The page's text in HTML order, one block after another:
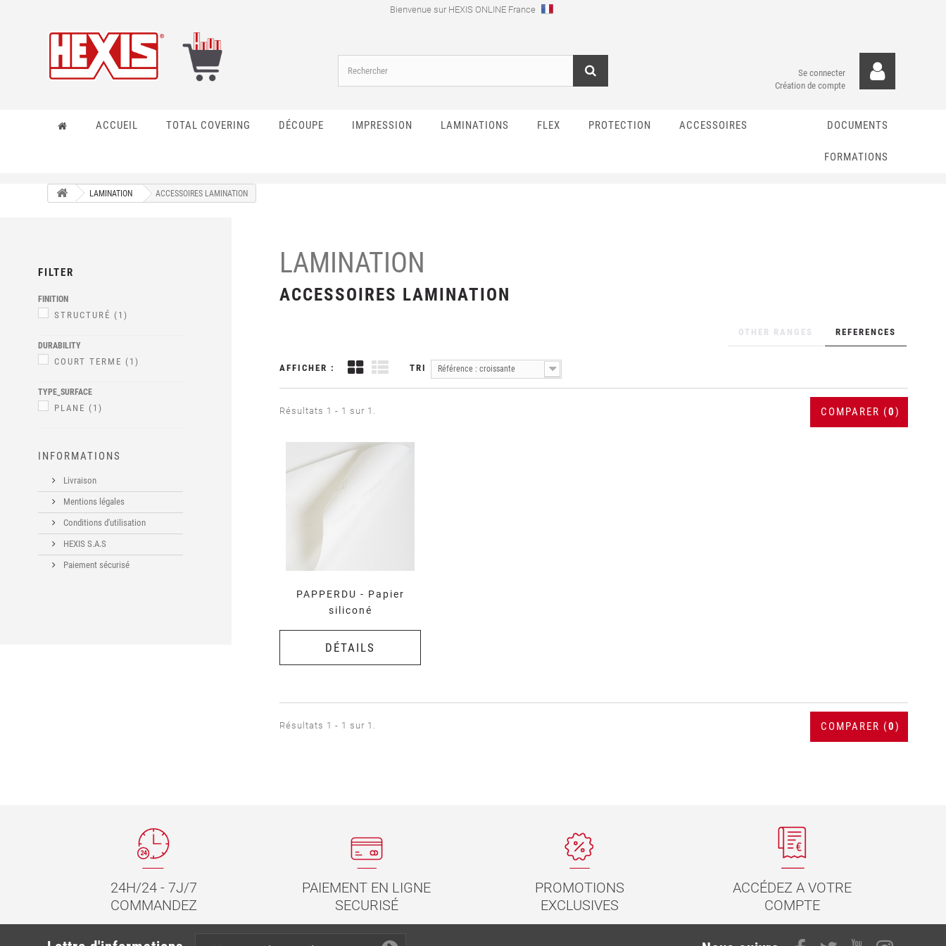
Bienvenue sur HEXIS ONLINE France
Se connecter
Création de compte
ACCUEIL TOTAL COVERING DÉCOUPE IMPRESSION LAMINATIONS FLEX PROTECTION ACCESSOIRES DOCUMENTS
FORMATIONS
LAMINATION ACCESSOIRES LAMINATION
FILTER
FINITION
STRUCTURÉ (1)
DURABILITY
COURT TERME (1)
TYPE_SURFACE
PLANE (1)
INFORMATIONS
Livraison
Mentions légales
Conditions d'utilisation
HEXIS S.A.S
Paiement sécurisé
LAMINATION
ACCESSOIRES LAMINATION
REFERENCES
OTHER RANGES
AFFICHER : TRI Référence : croissante
COMPARER (0)
Résultats 1 - 1 sur 1.
PAPPERDU - Papier
siliconé
DÉTAILS
COMPARER (0)
Résultats 1 - 1 sur 1.
24H/24 - 7J/7
COMMANDEZ
PAIEMENT EN LIGNE
SECURISÉ
PROMOTIONS
EXCLUSIVES
ACCÉDEZ A VOTRE
COMPTE